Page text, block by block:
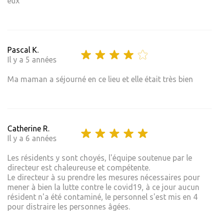
Pascal K.
Il y a 5 années
Ma maman a séjourné en ce lieu et elle était très bien
Catherine R.
Il y a 6 années
Les résidents y sont choyés, l'équipe soutenue par le
directeur est chaleureuse et compétente.
Le directeur à su prendre les mesures nécessaires pour
mener à bien la lutte contre le covid19, à ce jour aucun
résident n'a été contaminé, le personnel s'est mis en 4
pour distraire les personnes âgées.